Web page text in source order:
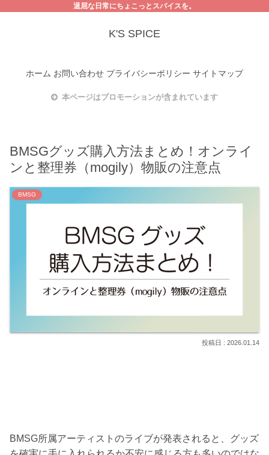
退屈な日常にちょこっとスパイスを。
K'S SPICE
ホーム お問い合わせ プライバシーポリシー サイトマップ
本ページはプロモーションが含まれています
BMSGグッズ購入方法まとめ！オンライ
ンと整理券（mogily）物販の注意点
BMSG
2026.01.14
BMSG所属アーティストのライブが発表されると、グッズ